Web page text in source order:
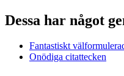
Dessa har något
Fantastiskt
Onödiga citattecken